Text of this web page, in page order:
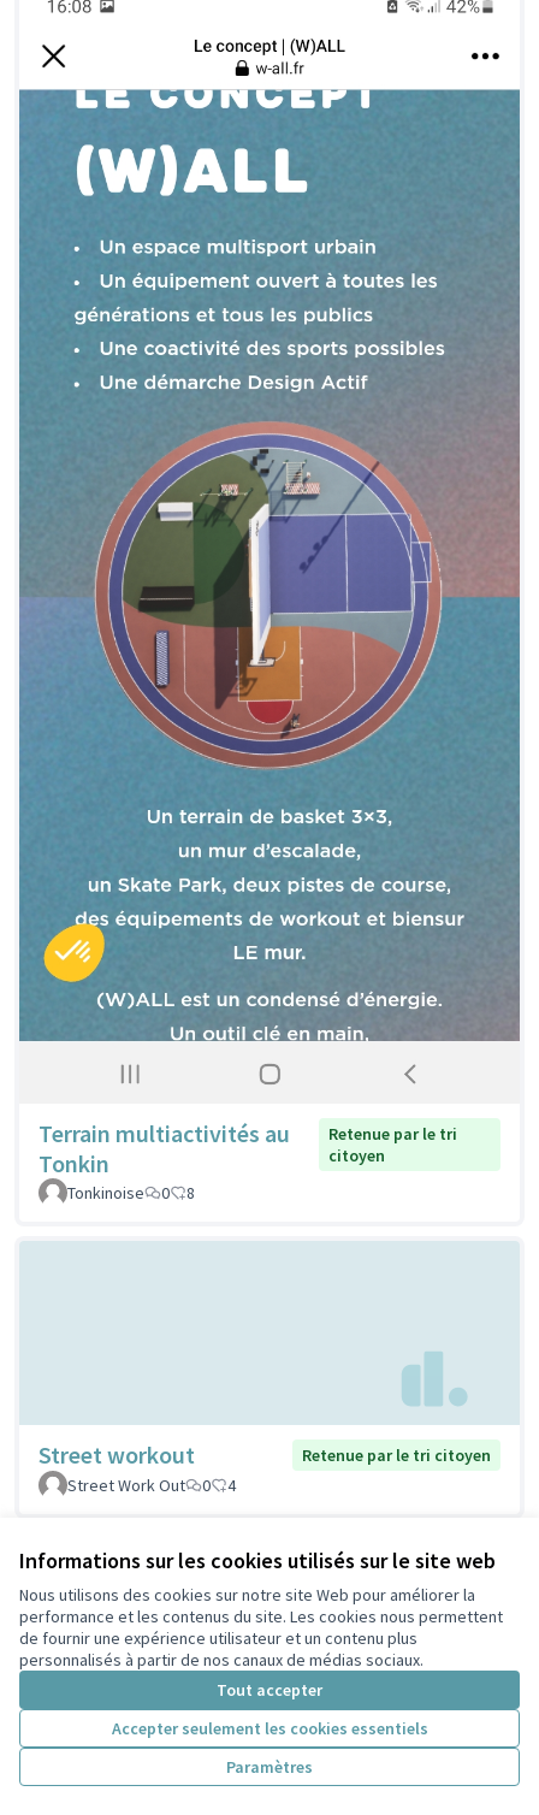
Informations sur les cookies utilisés sur le site web
Nous utilisons des cookies sur notre site Web pour améliorer la
performance et les contenus du site. Les cookies nous permettent
de fournir une expérience utilisateur et un contenu plus
personnalisés à partir de nos canaux de médias sociaux.
Tout accepter
Accepter seulement les cookies essentiels
Paramètres
Terrain multiactivités au
Tonkin
Retenue par le tri
citoyen
Tonkinoise
0 8
Street workout
Retenue par le tri citoyen
Street Work Out
0 4
Stations de réparation
vélos
Retenue par le tri